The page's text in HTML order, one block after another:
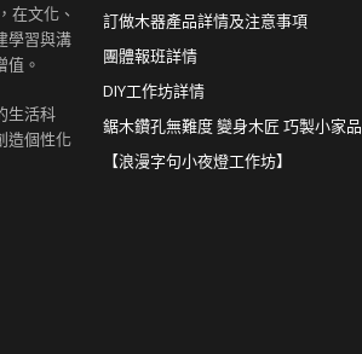
在文化、
學習與溝
值。
生活科
造個性化
訂做木器產品詳情及注意事項
團體報班詳情
DIY工作坊詳情
鋸木鑽孔無難度 變身木匠 巧製小家品
【浪漫字句小夜燈工作坊】